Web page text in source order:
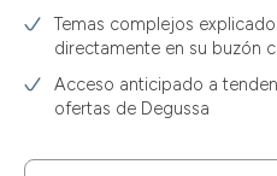
Temas complejos
directamente en su buzón
Acceso anticipado a
ofertas de Degussa